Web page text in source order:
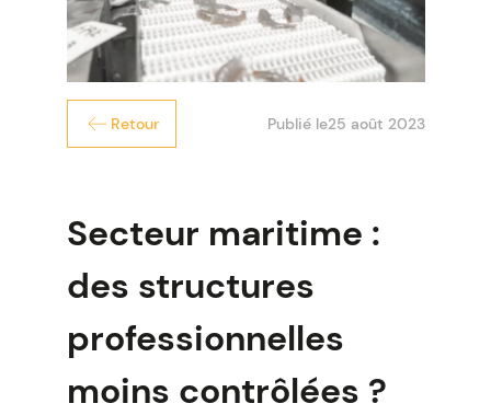
Retour Publié le25 août 2023
Secteur maritime :
des structures
professionnelles
moins contrôlées ?